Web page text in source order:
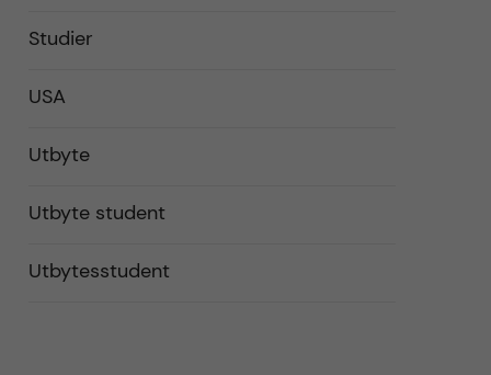
Studier
USA
Utbyte
Utbyte student
Utbytesstudent